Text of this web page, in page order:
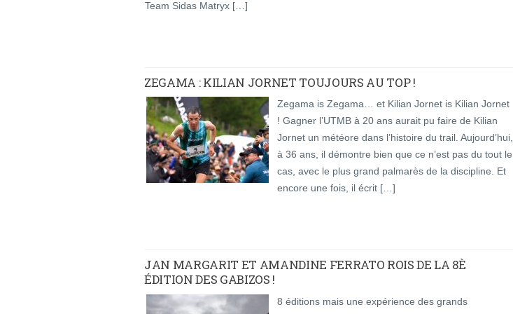
Team Sidas Matryx […]
ZEGAMA : KILIAN JORNET TOUJOURS AU TOP !
Zegama is Zegama… et Kilian Jornet is Kilian Jornet
! Gagner l’UTMB à 20 ans aurait pu faire de Kilian
Jornet un météore dans l’histoire du trail. Aujourd’hui,
à 36 ans, il démontre bien que ce n’est pas du tout le
cas, avec le plus grand palmarès de la discipline. Et
encore une fois, il écrit […]
JAN MARGARIT ET AMANDINE FERRATO ROIS DE LA 8È
ÉDITION DES GABIZOS !
8 éditions mais une expérience des grands